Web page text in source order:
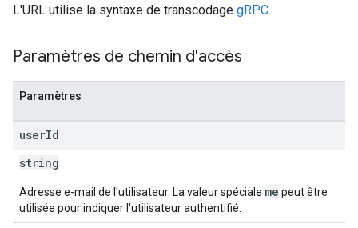
L'URL utilise la syntaxe de transcodage gRPC.
Paramètres de chemin d'accès
Paramètres
userId
string
Adresse e-mail de l'utilisateur. La valeur spéciale me peut être
utilisée pour indiquer l'utilisateur authentifié.